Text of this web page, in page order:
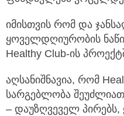
იმისთვის რომ და
ყოველდღიურობის
Healthy Club-ის
აღსანიშნავია, რომ
სარგებლობა
– დაუზღვეველ